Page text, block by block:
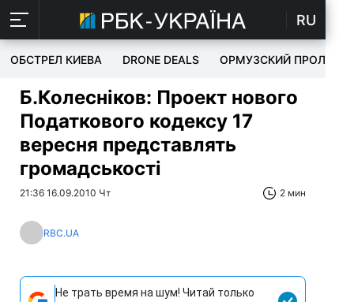
RU
ОБСТРЕЛ КИЕВА DRONE DEALS ОРМУЗСКИЙ ПРОЛИВ
Б.Колесніков: Проект нового
Податкового кодексу 17
вересня представлять
громадськості
21:36 16.09.2010 Чт 2 мин
RBC.UA
Не трать время на шум! Читай только